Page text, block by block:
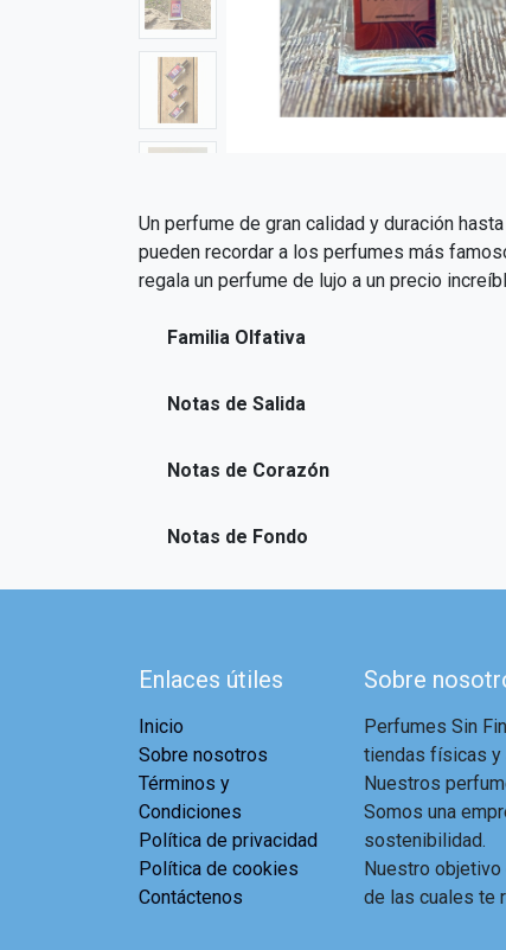
Un perfume de gran calidad y duración
pueden recordar a los perfumes más
regala un perfume de lujo a un precio
Familia Olfativa
Notas de Salida
Notas de Corazón
Notas de Fondo
Enlaces útiles
Inicio
Sobre nosotros
Términos y
Condiciones
Política de privacidad
Política de cookies
Contáctenos
Sobre
Perfumes Sin
tiendas físicas y
Nuestros
Somos una
sostenibilidad.
Nuestro objetivo
de las cuales te